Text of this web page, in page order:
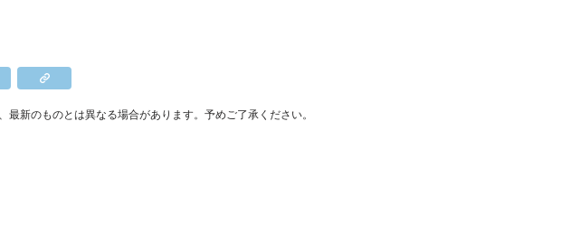
新のものとは異なる場合があります。予めご了承ください。